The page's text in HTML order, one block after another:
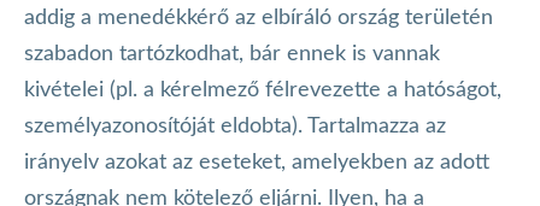
addig a menedékkérő az elbíráló ország területén
szabadon tartózkodhat, bár ennek is vannak
kivételei (pl. a kérelmező félrevezette a hatóságot,
személyazonosítóját eldobta). Tartalmazza az
irányelv azokat az eseteket, amelyekben az adott
országnak nem kötelező eljárni. Ilyen, ha a